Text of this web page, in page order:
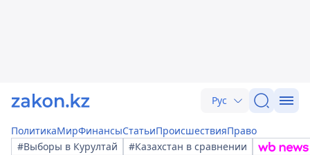
Рус
ПолитикаМирФинансыСтатьиПроисшествияПраво
#Выборы в Курултай
#Казахстан в сравнении